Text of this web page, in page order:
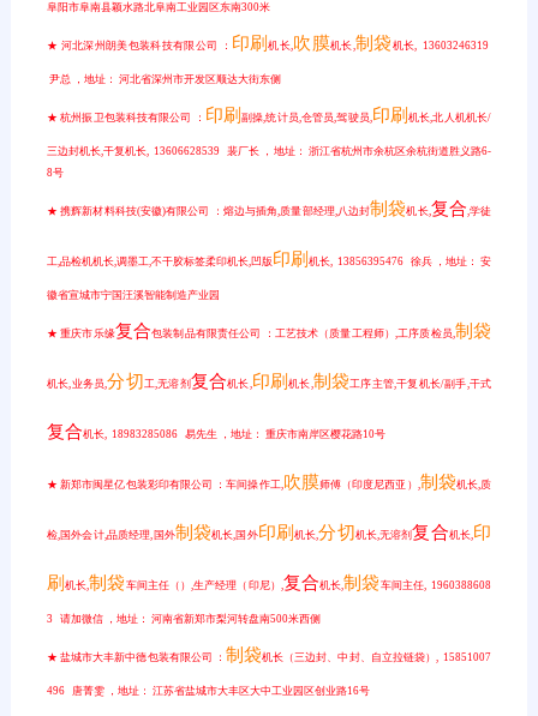
阜阳市阜南县颖水路北阜南工业园区东南300米
★ 河北深州朗美包装科技有限公司 ： 印刷机长,吹膜机长,制袋 机长, 13603246319
尹总 ，地址： 河北省深州市开发区顺达大街东侧
★ 杭州振卫包装科技有限公司 ： 印刷副操,统计员,仓管员,驾驶员,印刷机长,北人机机长/
三边封机长,干复机长, 13606628539 裴厂长 ，地址： 浙江省杭州市余杭区余杭街道胜义路6-
8号
★ 携辉新材料科技(安徽)有限公司 ：熔边与插角,质量部经理,八边封制袋机长,复合,学徒
工,品检机机长,调墨工,不干胶标签柔印机长,凹版 印刷机长, 13856395476 徐兵 ，地址： 安
徽省宣城市宁国汪溪智能制造产业园
★ 重庆市乐缘复合包装制品有限责任公司 ：工艺技术（质量工程师）,工序质检员,制袋
机长,业务员,分切 工,无溶剂复合机长,印刷机长,制袋工序主管,干复机长/副手,干式
复合机长, 18983285086 易先生 ，地址： 重庆市南岸区樱花路10号
★ 新郑市闽星亿包装彩印有限公司 ：车间操作工,吹膜师傅（印度尼西亚）,制袋机长,质
检,国外会计,品质经理,国外制袋机长,国外印刷 机长,分切 机长,无溶剂 复合机长,印
刷机长,制袋 车间主任（）,生产经理（印尼）,复合机长,制袋 车间主任, 1960388608
3 请加微信 ，地址： 河南省新郑市梨河转盘南500米西侧
★ 盐城市大丰新中德包装有限公司 ： 制袋机长（三边封、中封、自立拉链袋）, 15851007
496 唐菁雯 ，地址： 江苏省盐城市大丰区大中工业园区创业路16号